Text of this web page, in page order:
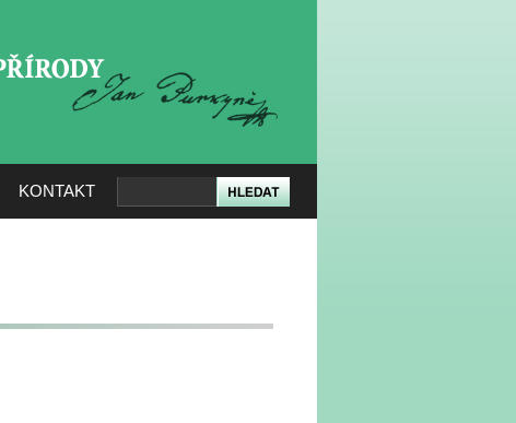
KONTAKT